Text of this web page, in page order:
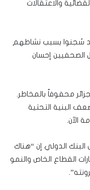
والاعتقالات
أن أكثر من 200 شخص قد سُجنوا بسبب نشاطهم
الصحفيين إحسان
محفوفاً بالمخاطر.
البنية التحتية
الآن.
الجزائر، قال البنك الدولي إن “هناك
القطاع الخاص والنمو